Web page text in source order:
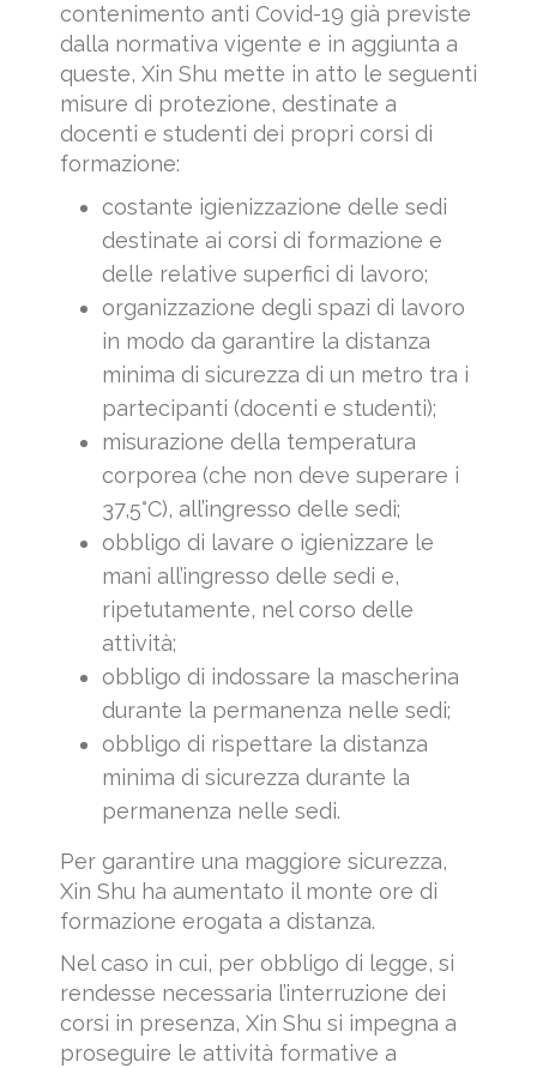
contenimento anti Covid-19 già previste
dalla normativa vigente e in aggiunta a
queste, Xin Shu mette in atto le seguenti
misure di protezione, destinate a
docenti e studenti dei propri corsi di
formazione:
costante igienizzazione delle sedi
destinate ai corsi di formazione e
delle relative superfici di lavoro;
organizzazione degli spazi di lavoro
in modo da garantire la distanza
minima di sicurezza di un metro tra i
partecipanti (docenti e studenti);
misurazione della temperatura
corporea (che non deve superare i
37,5°C), all’ingresso delle sedi;
obbligo di lavare o igienizzare le
mani all’ingresso delle sedi e,
ripetutamente, nel corso delle
attività;
obbligo di indossare la mascherina
durante la permanenza nelle sedi;
obbligo di rispettare la distanza
minima di sicurezza durante la
permanenza nelle sedi.
Per garantire una maggiore sicurezza,
Xin Shu ha aumentato il monte ore di
formazione erogata a distanza.
Nel caso in cui, per obbligo di legge, si
rendesse necessaria l’interruzione dei
corsi in presenza, Xin Shu si impegna a
proseguire le attività formative a